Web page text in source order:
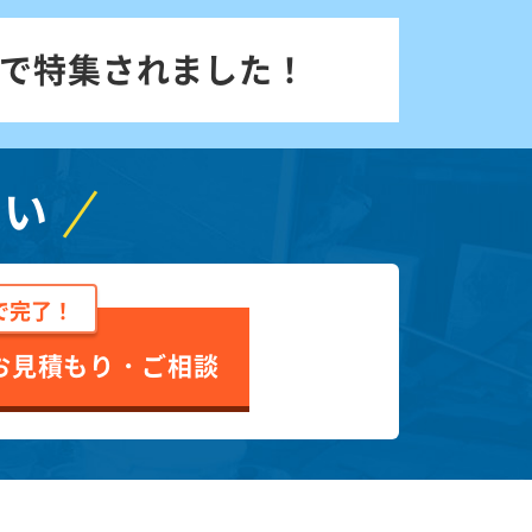
特集されました！
完了！
見積もり・ご相談